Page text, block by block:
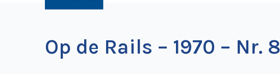
Op de Rails – 1970 – Nr.